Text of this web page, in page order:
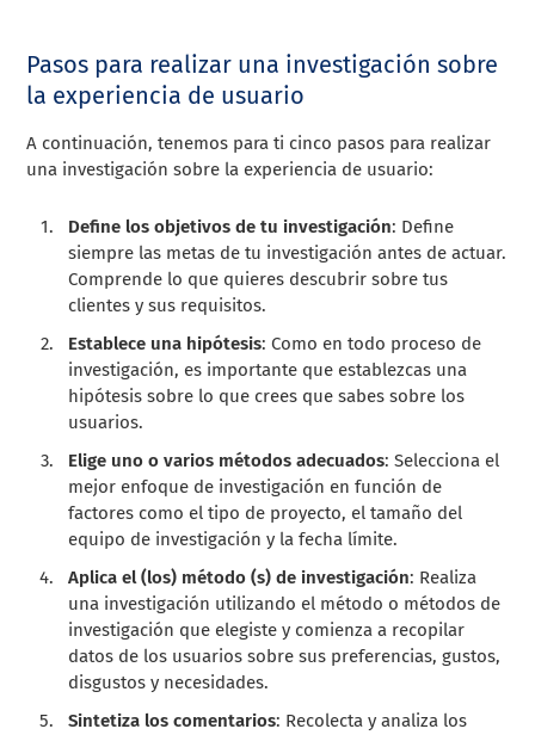
Pasos para realizar una investigación sobre
la experiencia de usuario
A continuación, tenemos para ti cinco pasos para realizar
una investigación sobre la experiencia de usuario:
Define los objetivos de tu investigación: Define
siempre las metas de tu investigación antes de actuar.
Comprende lo que quieres descubrir sobre tus
clientes y sus requisitos.
Establece una hipótesis: Como en todo proceso de
investigación, es importante que establezcas una
hipótesis sobre lo que crees que sabes sobre los
usuarios.
Elige uno o varios métodos adecuados: Selecciona el
mejor enfoque de investigación en función de
factores como el tipo de proyecto, el tamaño del
equipo de investigación y la fecha límite.
Aplica el (los) método (s) de investigación: Realiza
una investigación utilizando el método o métodos de
investigación que elegiste y comienza a recopilar
datos de los usuarios sobre sus preferencias, gustos,
disgustos y necesidades.
Sintetiza los comentarios: Recolecta y analiza los